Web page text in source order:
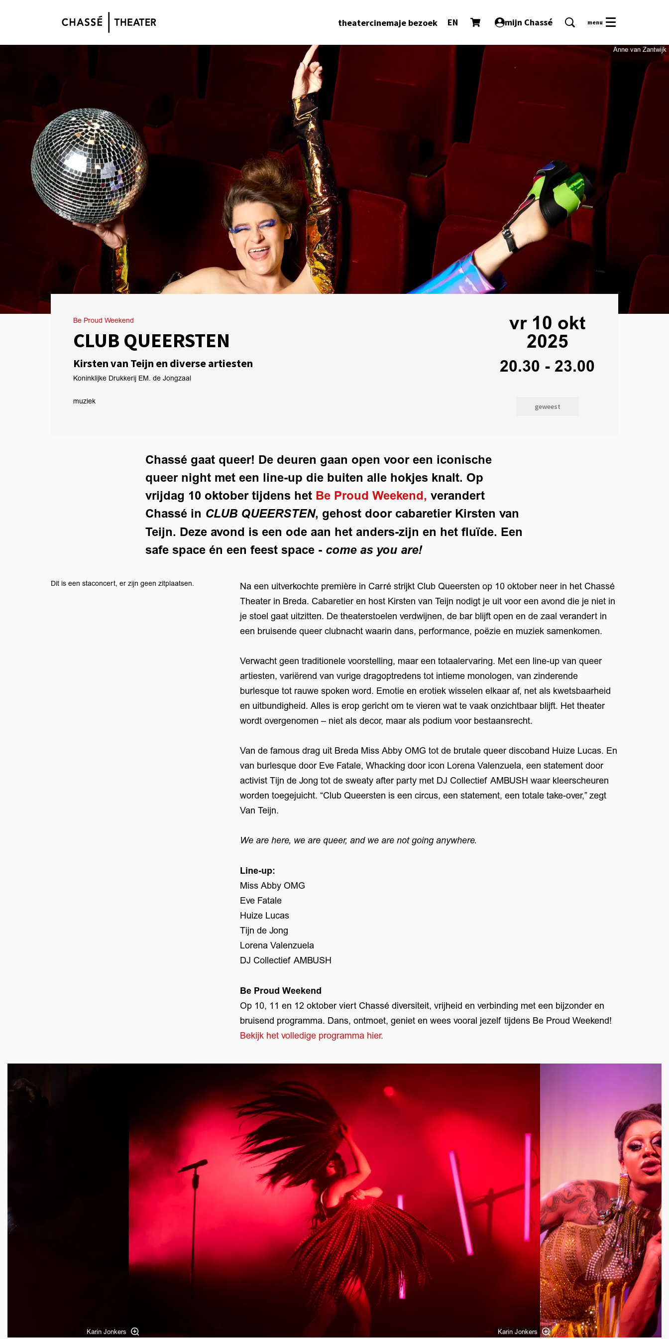
theatercinemaje bezoek EN mijn Chassé menu
Anne van Zantwijk
CLUB QUEERSTEN
Kirsten van Teijn en diverse artiesten
Be Proud Weekend
Koninklijke Drukkerij EM. de Jongzaal
muziek
vr 10 okt
2025
20.30 - 23.00
geweest
Chassé gaat queer! De deuren gaan open voor een iconische
queer night met een line-up die buiten alle hokjes knalt. Op
vrijdag 10 oktober tijdens het Be Proud Weekend, verandert
Chassé in CLUB QUEERSTEN, gehost door cabaretier Kirsten van
Teijn. Deze avond is een ode aan het anders-zijn en het fluïde. Een
safe space én een feest space - come as you are!
Na een uitverkochte première in Carré strijkt Club Queersten op 10 oktober neer in het Chassé
Theater in Breda. Cabaretier en host Kirsten van Teijn nodigt je uit voor een avond die je niet in
je stoel gaat uitzitten. De theaterstoelen verdwijnen, de bar blijft open en de zaal verandert in
een bruisende queer clubnacht waarin dans, performance, poëzie en muziek samenkomen.
Verwacht geen traditionele voorstelling, maar een totaalervaring. Met een line-up van queer
artiesten, variërend van vurige dragoptredens tot intieme monologen, van zinderende
burlesque tot rauwe spoken word. Emotie en erotiek wisselen elkaar af, net als kwetsbaarheid
en uitbundigheid. Alles is erop gericht om te vieren wat te vaak onzichtbaar blijft. Het theater
wordt overgenomen – niet als decor, maar als podium voor bestaansrecht.
Van de famous drag uit Breda Miss Abby OMG tot de brutale queer discoband Huize Lucas. En
van burlesque door Eve Fatale, Whacking door icon Lorena Valenzuela, een statement door
activist Tijn de Jong tot de sweaty after party met DJ Collectief AMBUSH waar kleerscheuren
worden toegejuicht. “Club Queersten is een circus, een statement, een totale take-over,” zegt
Van Teijn.
We are here, we are queer, and we are not going anywhere.
Line-up:
Miss Abby OMG
Eve Fatale
Huize Lucas
Tijn de Jong
Lorena Valenzuela
DJ Collectief AMBUSH
Be Proud Weekend
Op 10, 11 en 12 oktober viert Chassé diversiteit, vrijheid en verbinding met een bijzonder en
bruisend programma. Dans, ontmoet, geniet en wees vooral jezelf tijdens Be Proud Weekend!
Bekijk het volledige programma hier.
Dit is een staconcert, er zijn geen zitplaatsen.
Karin Jonkers Karin Jonkers